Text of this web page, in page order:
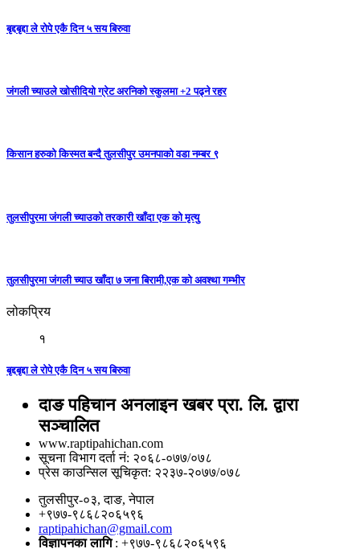
बृद्दबृद्दा ले रोपे एकै दिन ५ सय बिरुवा
जंगली च्याउले खोसीदियो ग्रेट अरनिको स्कुलमा +2 पढ्ने रहर
किसान हरुको किस्मत बन्दै तुलसीपुर उमनपाको वडा नम्बर ९
तुलसीपुरमा जंगली च्याउको तरकारी खाँदा एक को मृत्यु
तुलसीपुरमा जंगली च्याउ खाँदा ७ जना बिरामी,एक को अवश्था गम्भीर
लोकप्रिय
१
बृद्दबृद्दा ले रोपे एकै दिन ५ सय बिरुवा
दाङ पहिचान अनलाइन खबर प्रा. लि. द्वारा
सञ्चालित
www.raptipahichan.com
सूचना विभाग दर्ता नं: २०६८-०७७/०७८
प्रेस काउन्सिल सूचिकृत: २२३७-२०७७/०७८
तुलसीपुर-०३, दाङ, नेपाल
+९७७-९८६८२०६५९६
raptipahichan@gmail.com
विज्ञापनका लागि: +९७७-९८६८२०६५९६